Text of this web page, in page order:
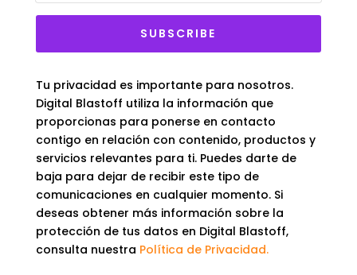
SUBSCRIBE
Tu privacidad es importante para nosotros.
Digital Blastoff utiliza la información que
proporcionas para ponerse en contacto
contigo en relación con contenido, productos y
servicios relevantes para ti. Puedes darte de
baja para dejar de recibir este tipo de
comunicaciones en cualquier momento. Si
deseas obtener más información sobre la
protección de tus datos en Digital Blastoff,
consulta nuestra Política de Privacidad.